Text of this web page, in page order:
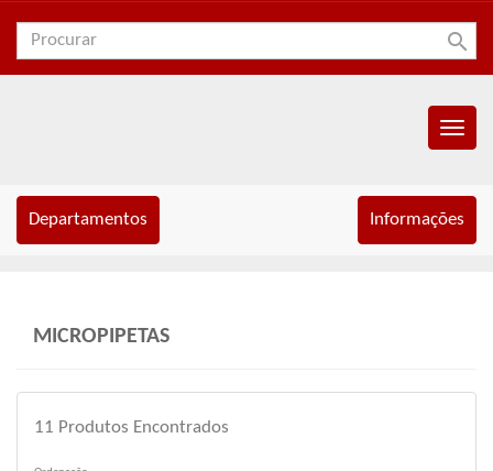
search
Menu
Departamentos Informações
MICROPIPETAS
11 Produtos Encontrados